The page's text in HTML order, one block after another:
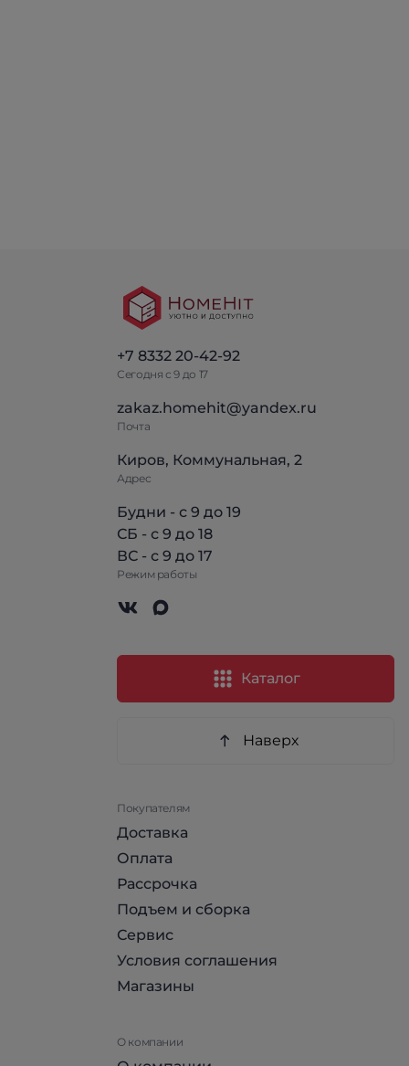
+7 8332 20-42-92
Сегодня с 9 до 17
zakaz.homehit@yandex.ru
Почта
Киров, Коммунальная, 2
Адрес
Будни - с 9 до 19
СБ - с 9 до 18
ВС - с 9 до 17
Режим работы
Каталог
Наверх
Покупателям
Доставка
Оплата
Рассрочка
Подъем и сборка
Сервис
Условия соглашения
Магазины
О компании